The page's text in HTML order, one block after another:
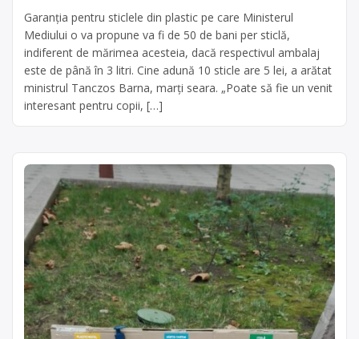
Garanția pentru sticlele din plastic pe care Ministerul
Mediului o va propune va fi de 50 de bani per sticlă,
indiferent de mărimea acesteia, dacă respectivul ambalaj
este de până în 3 litri. Cine adună 10 sticle are 5 lei, a arătat
ministrul Tanczos Barna, marți seara. „Poate să fie un venit
interesant pentru copii, […]